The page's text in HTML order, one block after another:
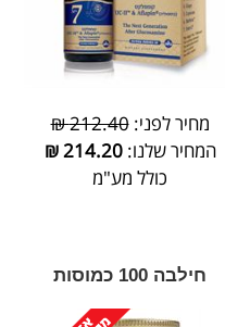
מחיר לפני:212.40 ₪
המחיר שלנו:214.20
₪
כולל מע"מ
חילבה 100 כמוסות